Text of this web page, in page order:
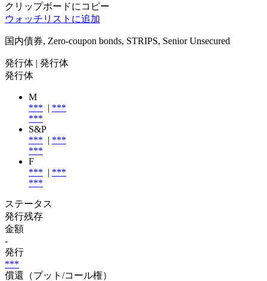
クリップボードにコピー
ウォッチリストに追加
国内債券, Zero-coupon bonds, STRIPS, Senior Unsecured
発行体 | 発行体
発行体
M
*** | ***
***
S&P
*** | ***
***
F
*** | ***
***
ステータス
発行残存
金額
-
発行
***
償還（プット/コール権）